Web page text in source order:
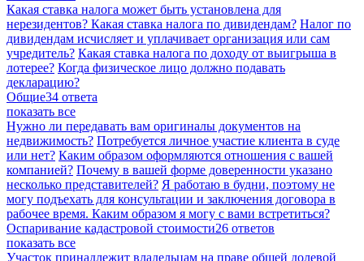
Какая ставка налога может быть установлена для
нерезидентов? Какая ставка налога по дивидендам? Налог по
дивидендам исчисляет и уплачивает организация или сам
учредитель? Какая ставка налога по доходу от выигрыша в
лотерее? Когда физическое лицо должно подавать
декларацию?
Общие34 ответа
показать все
Нужно ли передавать вам оригиналы документов на
недвижимость? Потребуется личное участие клиента в суде
или нет? Каким образом оформляются отношения с вашей
компанией? Почему в вашей форме доверенности указано
несколько представителей? Я работаю в будни, поэтому не
могу подъехать для консультации и заключения договора в
рабочее время. Каким образом я могу с вами встретиться?
Оспаривание кадастровой стоимости26 ответов
показать все
Участок принадлежит владельцам на праве общей долевой